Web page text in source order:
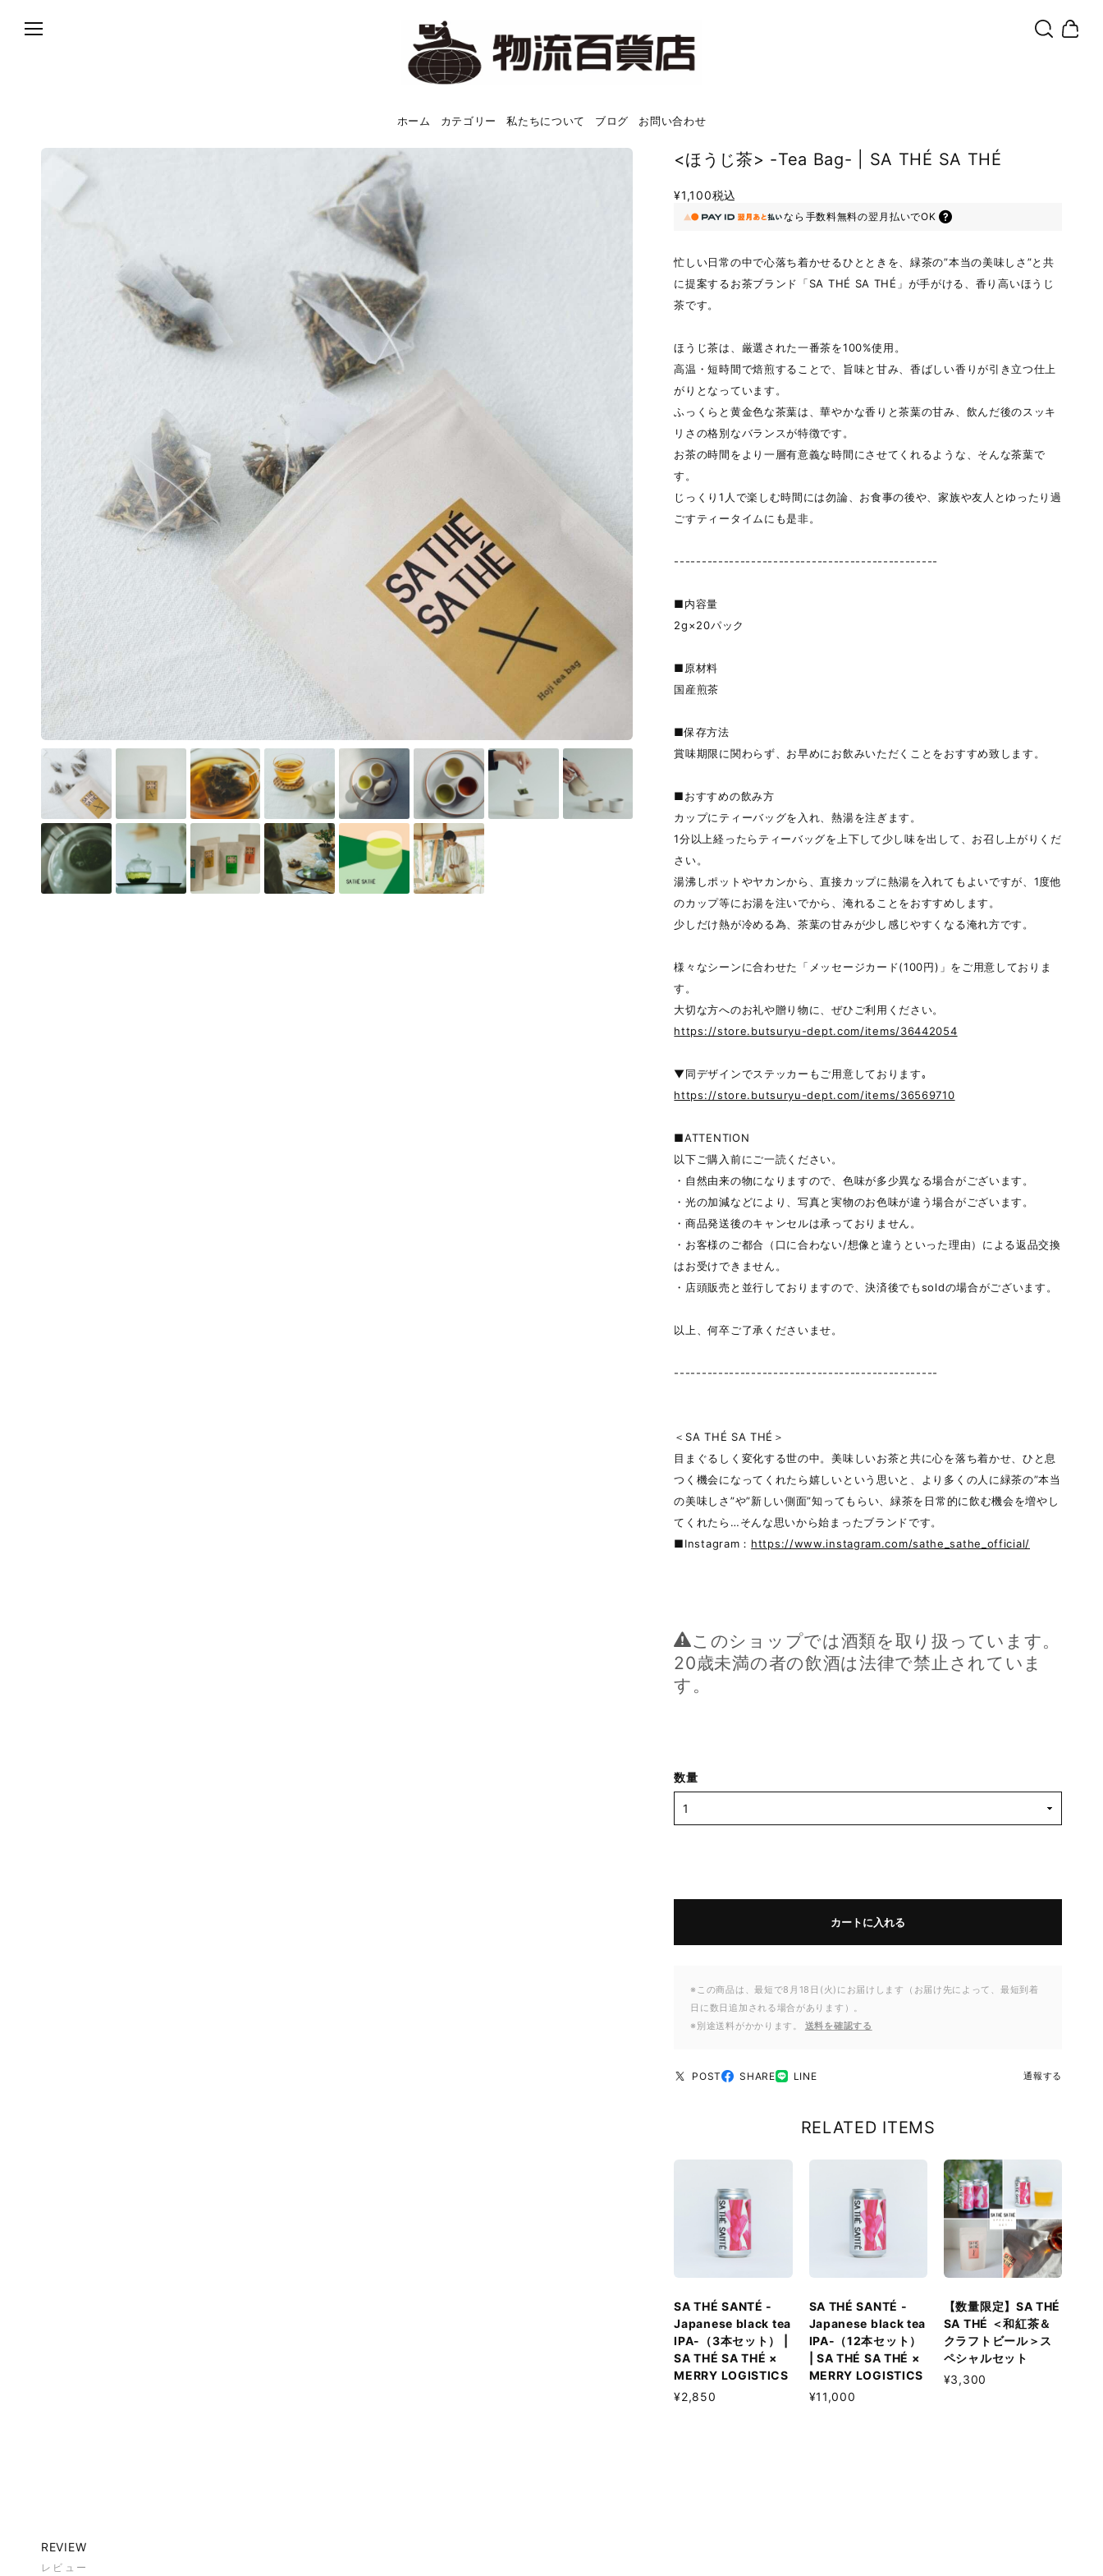
ホーム カテゴリー 私たちについて ブログ お問い合わせ
<ほうじ茶> -Tea Bag- | SA THÉ SA THÉ
¥1,100税込
なら 手数料無料の翌月払いでOK
忙しい日常の中で心落ち着かせるひとときを、緑茶の”本当の美味しさ”と共
に提案するお茶ブランド「SA THÉ SA THÉ」が手がける、香り高いほうじ
茶です。
ほうじ茶は、厳選された一番茶を100%使用。
高温・短時間で焙煎することで、旨味と甘み、香ばしい香りが引き立つ仕上
がりとなっています。
ふっくらと黄金色な茶葉は、華やかな香りと茶葉の甘み、飲んだ後のスッキ
リさの格別なバランスが特徴です。
お茶の時間をより一層有意義な時間にさせてくれるような、そんな茶葉で
す。
じっくり1人で楽しむ時間には勿論、お食事の後や、家族や友人とゆったり過
ごすティータイムにも是非。
------------------------------------------------
■内容量
2g×20パック
■原材料
国産煎茶
■保存方法
賞味期限に関わらず、お早めにお飲みいただくことをおすすめ致します。
■おすすめの飲み方
カップにティーバッグを入れ、熱湯を注ぎます。
1分以上経ったらティーバッグを上下して少し味を出して、お召し上がりくだ
さい。
湯沸しポットやヤカンから、直接カップに熱湯を入れてもよいですが、1度他
のカップ等にお湯を注いでから、淹れることをおすすめします。
少しだけ熱が冷める為、茶葉の甘みが少し感じやすくなる淹れ方です。
様々なシーンに合わせた「メッセージカード(100円)」をご用意しておりま
す。
大切な方へのお礼や贈り物に、ぜひご利用ください。
https://store.butsuryu-dept.com/items/36442054
▼同デザインでステッカーもご用意しております｡
https://store.butsuryu-dept.com/items/36569710
■ATTENTION
以下ご購入前にご一読ください。
・自然由来の物になりますので、色味が多少異なる場合がございます。
・光の加減などにより、写真と実物のお色味が違う場合がございます。
・商品発送後のキャンセルは承っておりません。
・お客様のご都合（口に合わない/想像と違うといった理由）による返品交換
はお受けできません。
・店頭販売と並行しておりますので、決済後でもsoldの場合がございます。
以上、何卒ご了承くださいませ。
------------------------------------------------
＜SA THÉ SA THÉ＞
目まぐるしく変化する世の中。美味しいお茶と共に心を落ち着かせ、ひと息
つく機会になってくれたら嬉しいという思いと、より多くの人に緑茶の”本当
の美味しさ”や”新しい側面”知ってもらい、緑茶を日常的に飲む機会を増やし
てくれたら…そんな思いから始まったブランドです。
■Instagram： https://www.instagram.com/sathe_sathe_official/
このショップでは酒類を取り扱っています。
20歳未満の者の飲酒は法律で禁止されていま
す。
数量
カートに入れる
※この商品は、最短で8月18日(火)にお届けします（お届け先によって、最短到着
日に数日追加される場合があります）。
※別途送料がかかります。
送料を確認する
POST SHARE LINE 通報する
RELATED ITEMS
SA THÉ SANTÉ -
Japanese black tea
IPA-（3本セット） |
SA THÉ SA THÉ ×
MERRY LOGISTICS
¥2,850
SA THÉ SANTÉ -
Japanese black tea
IPA-（12本セット）
| SA THÉ SA THÉ ×
MERRY LOGISTICS
¥11,000
【数量限定】SA THÉ
SA THÉ ＜和紅茶＆
クラフトビール＞ス
ペシャルセット
¥3,300
REVIEW
レビュー